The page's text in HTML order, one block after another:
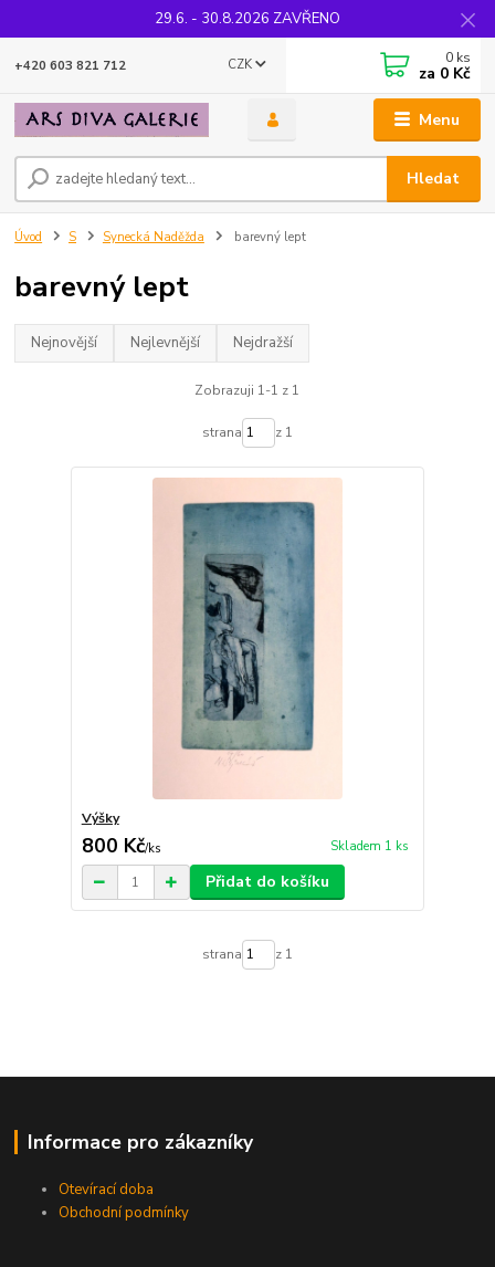
29.6. - 30.8.2026 ZAVŘENO
Menu
CZK
Hledat
+420 603 821 712 0 ks
za 0 Kč
Úvod S Synecká Naděžda barevný lept
barevný lept
Nejnovější Nejlevnější Nejdražší
Zobrazuji 1-1 z 1
strana z 1
Výšky
800 Kč/ks Skladem 1 ks
Přidat do košíku
strana z 1
Informace pro zákazníky
Otevírací doba
Obchodní podmínky